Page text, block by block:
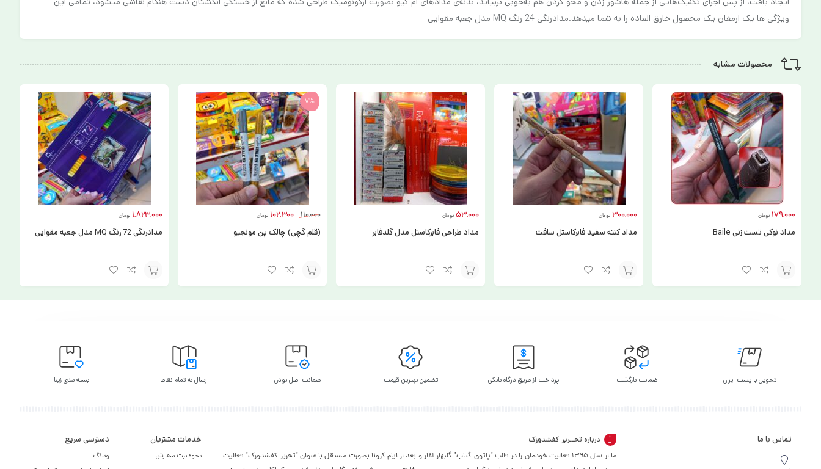
ویژگی ها یک ارمغان یک محصول خارق العاده را به شما میدهد.مدادرنگی 24 رنگ MQ مدل جعبه مقوایی
محصولات مشابه
179,000 تومان
مداد نوکی تست زنی Baile
افزودن
300,000 تومان
مداد کنته سفید فابرکاستل سافت
افزودن
53,000 تومان
مداد طراحی فابرکاستل مدل گلدفابر
انتخاب
7%
110,000
102,300 تومان
(قلم گچی) چالک پن مونجیو
انتخاب
1,823,000 تومان
مدادرنگی 72 رنگ MQ مدل جعبه مقوایی
افزودن
تحویل با پست ایران ضمانت بازگشت پرداخت از طریق درگاه بانکی تضمین بهترین قیمت ضمانت اصل بودن ارسال به تمام نقاط بسته بندی زیبا
تماس با ما درباره تحــریر کفشدوزک
ما از سال ۱۳۹۵ فعالیت خودمان را در قالب "پاتوق گتاب" گلبهار آغاز و بعد از ایام کرونا بصورت مستقل با عنوان "تحریر کفشدوزک" فعالیت
خدمات مشتریان
نحوه ثبت سفارش
دسترسی سریع
وبلاگ